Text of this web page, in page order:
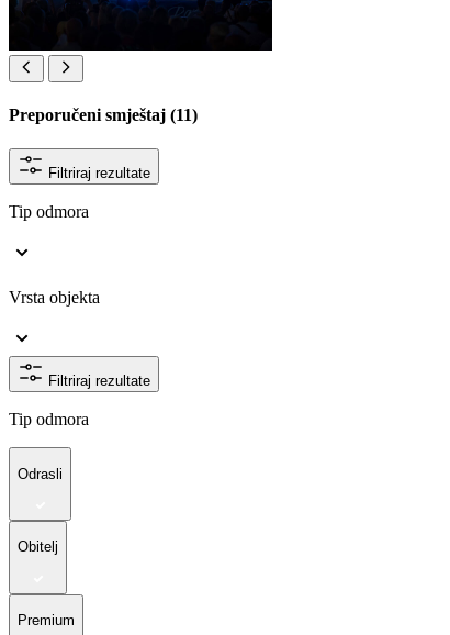
Preporučeni smještaj (11)
Filtriraj rezultate
Tip odmora
Vrsta objekta
Filtriraj rezultate
Tip odmora
Odrasli
Obitelj
Premium